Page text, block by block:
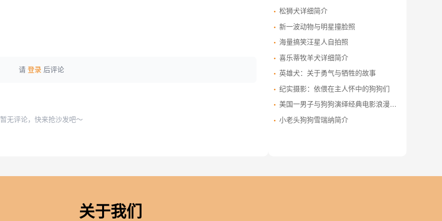
请 登录 后评论
暂无评论，快来抢沙发吧～
松狮犬详细简介
新一波动物与明星撞脸照
海量搞笑汪星人自拍照
喜乐蒂牧羊犬详细简介
英雄犬：关于勇气与牺牲的故事
纪实摄影：依偎在主人怀中的狗狗们
美国一男子与狗狗演绎经典电影浪漫场景
小老头狗狗雪瑞纳简介
关于我们